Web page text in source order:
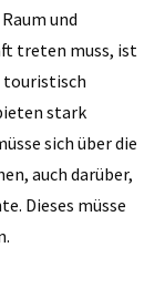
und
treten muss, ist
touristisch
stark
sich über die
auch darüber,
Dieses müsse